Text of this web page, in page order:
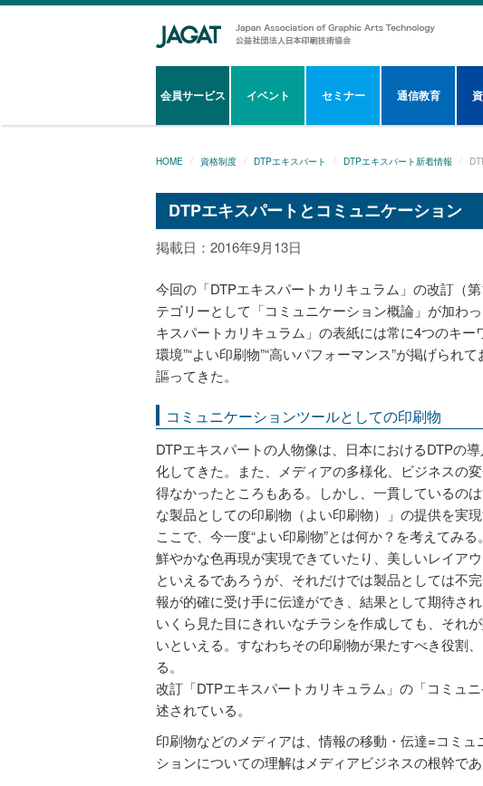
会員サービス イベント セミナー 通信教育
HOME 資格制度 DTPエキスパート DTPエキスパート新着情報
DTPエキスパートとコミュニケーション
掲載日：2016年9月13日
今回の「DTPエキスパートカリキュラム」の改訂（
テゴリーとして「コミュニケーション概論」が加わ
キスパートカリキュラム」の表紙には常に4つのキー
環境”“よい印刷物”“高いパフォーマンス”が掲げられ
謳ってきた。
コミュニケーションツールとしての印刷物
DTPエキスパートの人物像は、日本におけるDTPの
化してきた。また、メディアの多様化、ビジネスの
得なかったところもある。しかし、一貫しているの
な製品としての印刷物（よい印刷物）」の提供を実
ここで、今一度“よい印刷物”とは何か？を考えてみる。
鮮やかな色再現が実現できていたり、美しいレイア
といえるであろうが、それだけでは製品としては不
報が的確に受け手に伝達ができ、結果として期待さ
いくら見た目にきれいなチラシを作成しても、それ
いといえる。すなわちその印刷物が果たすべき役割
る。
改訂「DTPエキスパートカリキュラム」の「コミュ
述されている。
印刷物などのメディアは、情報の移動・伝達=コミ
ションについての理解はメディアビジネスの根幹であ